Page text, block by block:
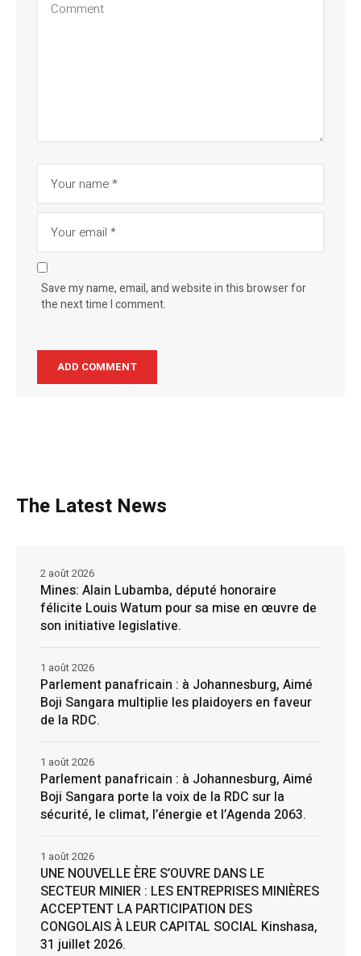
Save my name, email, and website in this browser for
the next time I comment.
The Latest News
Mines: Alain Lubamba, député honoraire
félicite Louis Watum pour sa mise en œuvre de
son initiative legislative.
2 août 2026
Parlement panafricain : à Johannesburg, Aimé
Boji Sangara multiplie les plaidoyers en faveur
de la RDC.
1 août 2026
Parlement panafricain : à Johannesburg, Aimé
Boji Sangara porte la voix de la RDC sur la
sécurité, le climat, l’énergie et l’Agenda 2063.
1 août 2026
UNE NOUVELLE ÈRE S’OUVRE DANS LE
SECTEUR MINIER : LES ENTREPRISES MINIÈRES
ACCEPTENT LA PARTICIPATION DES
CONGOLAIS À LEUR CAPITAL SOCIAL Kinshasa,
31 juillet 2026.
1 août 2026